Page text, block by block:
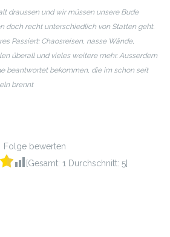
draussen und wir müssen unsere Bude
doch recht unterschiedlich von Statten geht.
Passiert: Chaosreisen, nasse Wände,
überall und vieles weitere mehr. Ausserdem
beantwortet bekommen, die im schon seit
brennt
Folge bewerten
[Gesamt: 1 Durchschnitt: 5]